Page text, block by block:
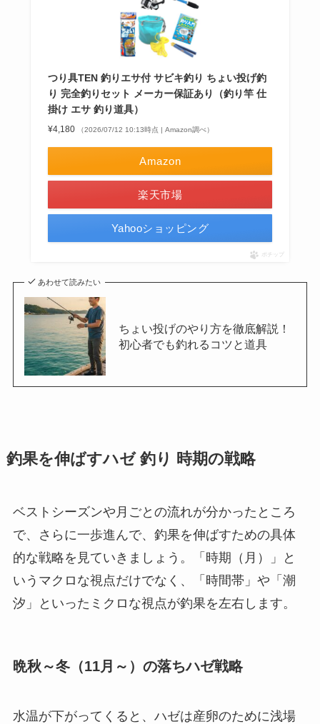
つり具TEN 釣りエサ付 サビキ釣り ちょい投げ釣
り 完全釣りセット メーカー保証あり（釣り竿 仕
掛け エサ 釣り道具）
¥4,180 （2026/07/12 10:13時点 | Amazon調べ）
Amazon
楽天市場
Yahooショッピング
ポチップ
あわせて読みたい
ちょい投げのやり方を徹底解説！
初心者でも釣れるコツと道具
釣果を伸ばすハゼ 釣り 時期の戦略
ベストシーズンや月ごとの流れが分かったところ
で、さらに一歩進んで、釣果を伸ばすための具体
的な戦略を見ていきましょう。「時期（月）」と
いうマクロな視点だけでなく、「時間帯」や「潮
汐」といったミクロな視点が釣果を左右します。
晩秋～冬（11月～）の落ちハゼ戦略
水温が下がってくると、ハゼは産卵のために浅場